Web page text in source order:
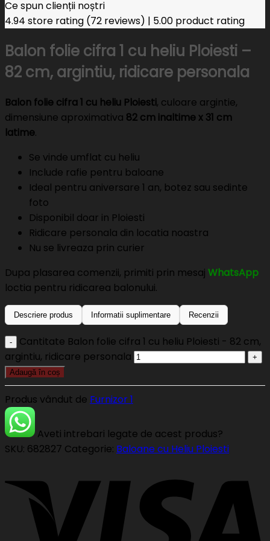
Ce spun clienții noștri
4.94 store rating (72 reviews) | 5.00 product rating
Balon folie cifra 1 cu heliu Ploiesti –
82 cm, argintiu, ridicare personala
Balon folie cifra 1 cu heliu Ploiesti, culoare argintie,
dimensiune aproximativa 82 cm inaltime x 31 cm
latime.
Se vinde umflat cu heliu
Include rafie pentru baloane
Ideal pentru aniversare 1 an, botez sau sedinte
foto
Disponibil doar in Ploiesti
Ridicare personala din locatia noastra
Nu se livreaza prin curier
Dupa plasarea comenzii, primiti prin mesaj WhatsApp
loctia pentru ridicarea balonului.
Descriere produs Informatii suplimentare Recenzii
Cantitate Balon folie cifra 1 cu heliu Ploiesti - 82 cm,
argintiu, ridicare personala
Adaugă în coș
Produs vândut de Furnizor 1
Aveti intrebari legate de acest produs?
SKU: 682827 Categorie: Baloane cu Heliu Ploiesti